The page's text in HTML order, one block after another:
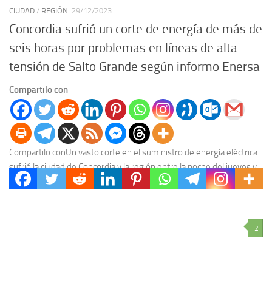
CIUDAD / REGIÓN 29/12/2023
Concordia sufrió un corte de energía de más de
seis horas por problemas en líneas de alta
tensión de Salto Grande según informo Enersa
Compartilo con
Compartilo conUn vasto corte en el suministro de energía eléctrica
sufrió la ciudad de Concordia y la región entre la noche del jueves y
esta...
2